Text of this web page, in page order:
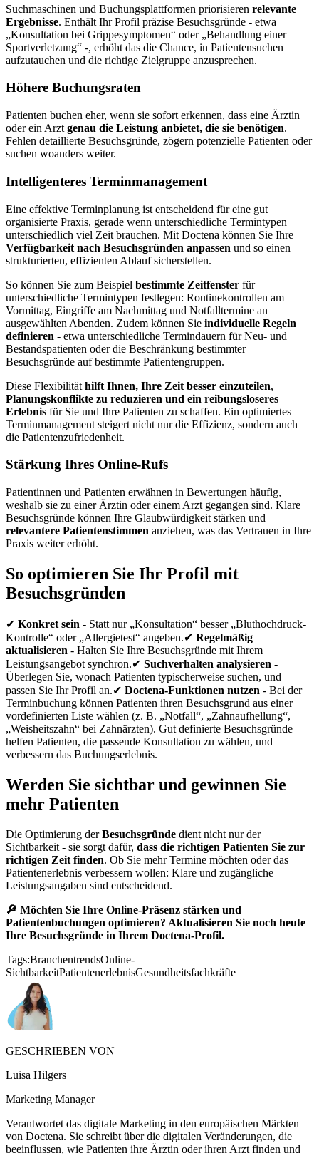
Suchmaschinen und Buchungsplattformen priorisieren relevante
Ergebnisse. Enthält Ihr Profil präzise Besuchsgründe - etwa
„Konsultation bei Grippesymptomen“ oder „Behandlung einer
Sportverletzung“ -, erhöht das die Chance, in Patientensuchen
aufzutauchen und die richtige Zielgruppe anzusprechen.
Höhere Buchungsraten
Patienten buchen eher, wenn sie sofort erkennen, dass eine Ärztin
oder ein Arzt genau die Leistung anbietet, die sie benötigen.
Fehlen detaillierte Besuchsgründe, zögern potenzielle Patienten oder
suchen woanders weiter.
Intelligenteres Terminmanagement
Eine effektive Terminplanung ist entscheidend für eine gut
organisierte Praxis, gerade wenn unterschiedliche Termintypen
unterschiedlich viel Zeit brauchen. Mit Doctena können Sie Ihre
Verfügbarkeit nach Besuchsgründen anpassen und so einen
strukturierten, effizienten Ablauf sicherstellen.
So können Sie zum Beispiel bestimmte Zeitfenster für
unterschiedliche Termintypen festlegen: Routinekontrollen am
Vormittag, Eingriffe am Nachmittag und Notfalltermine an
ausgewählten Abenden. Zudem können Sie individuelle Regeln
definieren - etwa unterschiedliche Termindauern für Neu- und
Bestandspatienten oder die Beschränkung bestimmter
Besuchsgründe auf bestimmte Patientengruppen.
Diese Flexibilität hilft Ihnen, Ihre Zeit besser einzuteilen,
Planungskonflikte zu reduzieren und ein reibungsloseres
Erlebnis für Sie und Ihre Patienten zu schaffen. Ein optimiertes
Terminmanagement steigert nicht nur die Effizienz, sondern auch
die Patientenzufriedenheit.
Stärkung Ihres Online-Rufs
Patientinnen und Patienten erwähnen in Bewertungen häufig,
weshalb sie zu einer Ärztin oder einem Arzt gegangen sind. Klare
Besuchsgründe können Ihre Glaubwürdigkeit stärken und
relevantere Patientenstimmen anziehen, was das Vertrauen in Ihre
Praxis weiter erhöht.
So optimieren Sie Ihr Profil mit
Besuchsgründen
✔ Konkret sein - Statt nur „Konsultation“ besser „Bluthochdruck-
Kontrolle“ oder „Allergietest“ angeben.✔ Regelmäßig
aktualisieren - Halten Sie Ihre Besuchsgründe mit Ihrem
Leistungsangebot synchron.✔ Suchverhalten analysieren -
Überlegen Sie, wonach Patienten typischerweise suchen, und
passen Sie Ihr Profil an.✔ Doctena-Funktionen nutzen - Bei der
Terminbuchung können Patienten ihren Besuchsgrund aus einer
vordefinierten Liste wählen (z. B. „Notfall“, „Zahnaufhellung“,
„Weisheitszahn“ bei Zahnärzten). Gut definierte Besuchsgründe
helfen Patienten, die passende Konsultation zu wählen, und
verbessern das Buchungserlebnis.
Werden Sie sichtbar und gewinnen Sie
mehr Patienten
Die Optimierung derBesuchsgründe dient nicht nur der
Sichtbarkeit - sie sorgt dafür, dass die richtigen Patienten Sie zur
richtigen Zeit finden. Ob Sie mehr Termine möchten oder das
Patientenerlebnis verbessern wollen: Klare und zugängliche
Leistungsangaben sind entscheidend.
🔎 Möchten Sie Ihre Online-Präsenz stärken und
Patientenbuchungen optimieren? Aktualisieren Sie noch heute
Ihre Besuchsgründe in Ihrem Doctena-Profil.
Tags:BranchentrendsOnline-
SichtbarkeitPatientenerlebnisGesundheitsfachkräfte
GESCHRIEBEN VON
Luisa Hilgers
Marketing Manager
Verantwortet das digitale Marketing in den europäischen Märkten
von Doctena. Sie schreibt über die digitalen Veränderungen, die
beeinflussen, wie Patienten ihre Ärztin oder ihren Arzt finden und